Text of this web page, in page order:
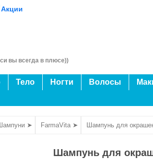
Акции
вы всегда в плюсе))
Тело Ногти Волосы
➤ FarmaVita ➤ Шампунь для
Шампунь для